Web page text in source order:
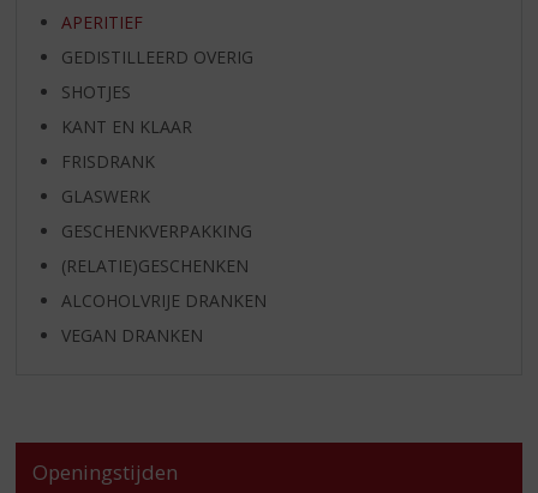
APERITIEF
GEDISTILLEERD OVERIG
SHOTJES
KANT EN KLAAR
FRISDRANK
GLASWERK
GESCHENKVERPAKKING
(RELATIE)GESCHENKEN
ALCOHOLVRIJE DRANKEN
VEGAN DRANKEN
Openingstijden